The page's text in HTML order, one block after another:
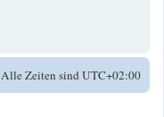
Alle Zeiten sindUTC+02:00